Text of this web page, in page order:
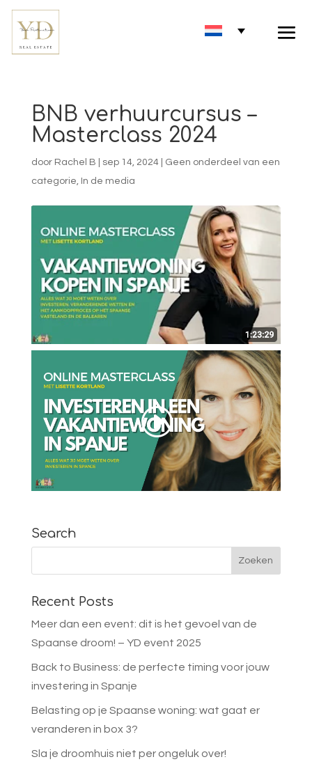
BNB verhuurcursus –
Masterclass 2024
door Rachel B sep 14, 2024| Geen onderdeel van een
categorie, In de media
Search
Recent Posts
Meer dan een event: dit is het gevoel van de
Spaanse droom! – YD event 2025
Back to Business: de perfecte timing voor jouw
investering in Spanje
Belasting op je Spaanse woning: wat gaat er
veranderen in box 3?
Sla je droomhuis niet per ongeluk over!